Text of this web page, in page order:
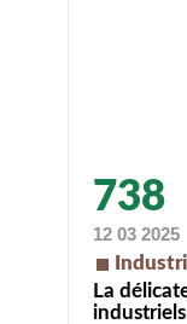
738
12 03 2025
La
industriels